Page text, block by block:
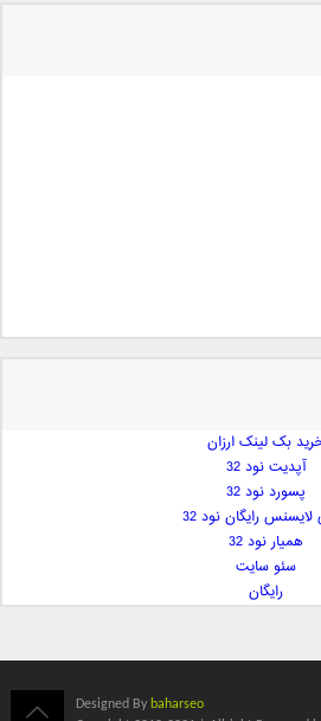
بک لینک ارزان
آپدیت نود 32
پسورد نود 32
لایسنس رایگان نود 32
همیار نود 32
سئو سایت
رایگان
Designed By baharseo